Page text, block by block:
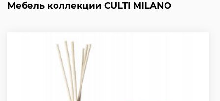
Мебель коллекции CULTI MILANO